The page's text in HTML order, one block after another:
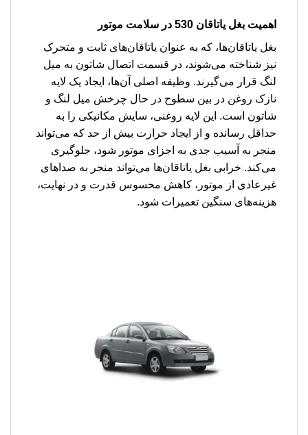
اهمیت بغل یاتاقان 530 در سلامت موتور
بغل یاتاقان‌ها، که به عنوان یاتاقان‌های ثابت و متحرک
نیز شناخته می‌شوند، در قسمت اتصال شاتون به میل
لنگ قرار می‌گیرند. وظیفه اصلی آن‌ها، ایجاد یک لایه
نازک روغن در بین سطوح در حال چرخش میل لنگ و
شاتون است. این لایه روغنی، سایش مکانیکی را به
حداقل رسانده و از ایجاد حرارت بیش از حد که می‌تواند
منجر به آسیب جدی به اجزای موتور شود، جلوگیری
می‌کند. خرابی بغل یاتاقان‌ها می‌تواند منجر به صداهای
غیرعادی از موتور، کاهش محسوس قدرت و در نهایت،
هزینه‌های سنگین تعمیرات شود.